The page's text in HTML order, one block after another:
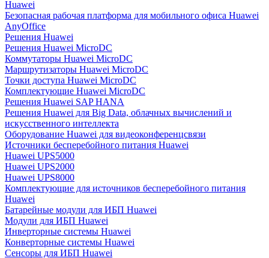
Huawei
Безопасная рабочая платформа для мобильного офиса Huawei
AnyOffice
Решения Huawei
Решения Huawei MicroDC
Коммутаторы Huawei MicroDC
Маршрутизаторы Huawei MicroDC
Точки доступа Huawei MicroDC
Комплектующие Huawei MicroDC
Решения Huawei SAP HANA
Решения Huawei для Big Data, облачных вычислений и
искусственного интеллекта
Оборудование Huawei для видеоконференцсвязи
Источники бесперебойного питания Huawei
Huawei UPS5000
Huawei UPS2000
Huawei UPS8000
Комплектующие для источников бесперебойного питания
Huawei
Батарейные модули для ИБП Huawei
Модули для ИБП Huawei
Инверторные системы Huawei
Конверторные системы Huawei
Сенсоры для ИБП Huawei